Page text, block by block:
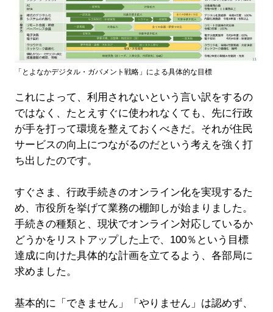
「とよなかデジタル・ガバメント戦略」による具体的な目標
これによって、利用されないという言い訳をするの
ではなく、たとえすぐに使われなくても、先に行政
が手を打って環境を整えておくべきだ。それが住民
サービスの向上につながるのだという考えを強く打
ち出したのです。
すぐさま、行政手続きのオンライン化を実現するた
め、市役所を挙げて業務の棚卸しが始まりました。
手続きの種類と、現状でオンライン対応しているか
どうかをリストアップした上で、100％という目標
達成に向けた具体的な計画を立てるよう、各部局に
求めました。
基本的に「できません」「やりません」は認めず、